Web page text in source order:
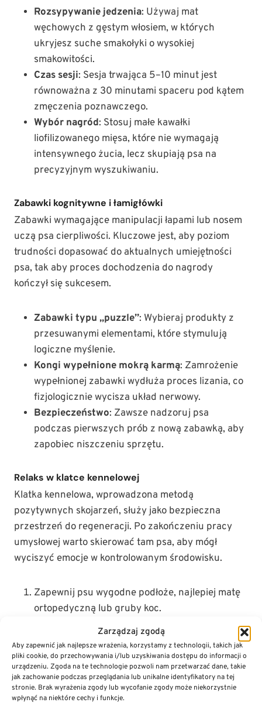
Zarządzaj zgodą
Aby zapewnić jak najlepsze wrażenia, korzystamy z technologii, takich jak
pliki cookie, do przechowywania i/lub uzyskiwania dostępu do informacji o
urządzeniu. Zgoda na te technologie pozwoli nam przetwarzać dane, takie
jak zachowanie podczas przeglądania lub unikalne identyfikatory na tej
stronie. Brak wyrażenia zgody lub wycofanie zgody może niekorzystnie
wpłynąć na niektóre cechy i funkcje.
Rozsypywanie jedzenia: Używaj mat
węchowych z gęstym włosiem, w których
ukryjesz suche smakołyki o wysokiej
smakowitości.
Czas sesji: Sesja trwająca 5–10 minut jest
równoważna z 30 minutami spaceru pod kątem
zmęczenia poznawczego.
Wybór nagród: Stosuj małe kawałki
liofilizowanego mięsa, które nie wymagają
intensywnego żucia, lecz skupiają psa na
precyzyjnym wyszukiwaniu.
Zabawki kognitywne i łamigłówki
Zabawki wymagające manipulacji łapami lub nosem
uczą psa cierpliwości. Kluczowe jest, aby poziom
trudności dopasować do aktualnych umiejętności
psa, tak aby proces dochodzenia do nagrody
kończył się sukcesem.
Zabawki typu „puzzle”: Wybieraj produkty z
przesuwanymi elementami, które stymulują
logiczne myślenie.
Kongi wypełnione mokrą karmą: Zamrożenie
wypełnionej zabawki wydłuża proces lizania, co
fizjologicznie wycisza układ nerwowy.
Bezpieczeństwo: Zawsze nadzoruj psa
podczas pierwszych prób z nową zabawką, aby
zapobiec niszczeniu sprzętu.
Relaks w klatce kennelowej
Klatka kennelowa, wprowadzona metodą
pozytywnych skojarzeń, służy jako bezpieczna
przestrzeń do regeneracji. Po zakończeniu pracy
umysłowej warto skierować tam psa, aby mógł
wyciszyć emocje w kontrolowanym środowisku.
Zapewnij psu wygodne podłoże, najlepiej matę
ortopedyczną lub gruby koc.
Ogranicz dopływ bodźców wzrokowych,
przykrywając górną część klatki materiałem o
właściwościach przepuszczających powietrze.
Pozostaw psa w klatce bez dodatkowej
aktywności przez co najmniej 30 minut, co